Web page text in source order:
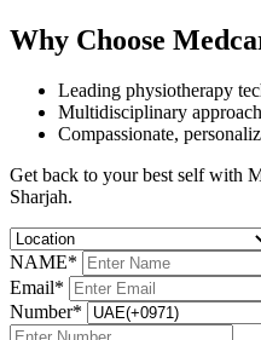
Why Choose
Leading physiotherapy
Multidisciplinary
Compassionate,
Get back to your best self with
Sharjah.
NAME*
Email*
Number*